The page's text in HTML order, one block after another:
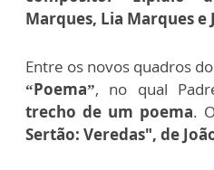
Marques, Lia Marques e
Entre os novos quadros
“Poema”, no qual
trecho de um poema.
Sertão: Veredas", de